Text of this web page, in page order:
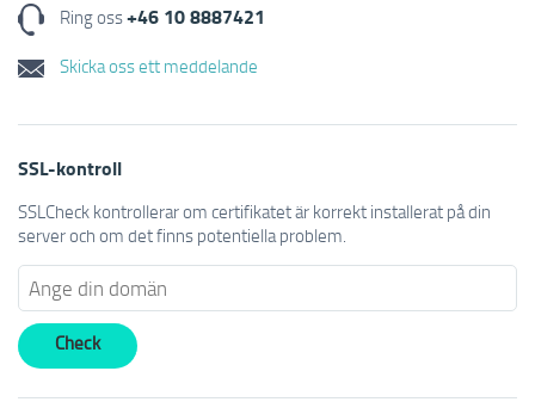
Ring oss+46 10 8887421
Skicka oss ett meddelande
SSL-kontroll
SSLCheck kontrollerar om certifikatet är korrekt installerat på din
server och om det finns potentiella problem.